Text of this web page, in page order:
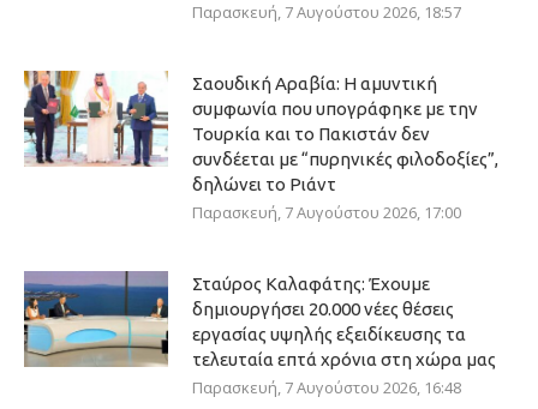
Παρασκευή, 7 Αυγούστου 2026, 18:57
Σαουδική Αραβία: Η αμυντική
συμφωνία που υπογράφηκε με την
Τουρκία και το Πακιστάν δεν
συνδέεται με “πυρηνικές φιλοδοξίες”,
δηλώνει το Ριάντ
Παρασκευή, 7 Αυγούστου 2026, 17:00
Σταύρος Καλαφάτης: Έχουμε
δημιουργήσει 20.000 νέες θέσεις
εργασίας υψηλής εξειδίκευσης τα
τελευταία επτά χρόνια στη χώρα μας
Παρασκευή, 7 Αυγούστου 2026, 16:48